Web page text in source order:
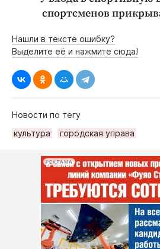
спортсменов
Нашли в тексте ошибку?
Выделите её и нажмите сюда!
Новости по тегу
культура
городская управа
РЕКЛАМА